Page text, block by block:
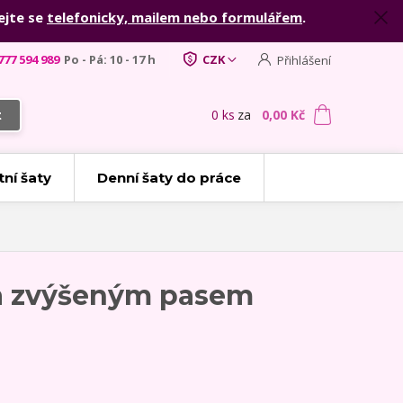
se telefonicky, mailem nebo formulářem.
CZK Přihlášení
594 989 Po - Pá: 10 - 17 h
0 ks za 0,00 Kč
šaty Denní šaty do práce
pasem